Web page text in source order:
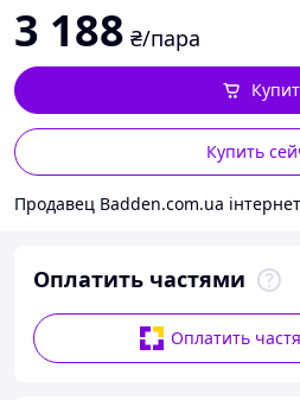
3 188 ₴/пара
Купить
Оплатить частями
Оплатить